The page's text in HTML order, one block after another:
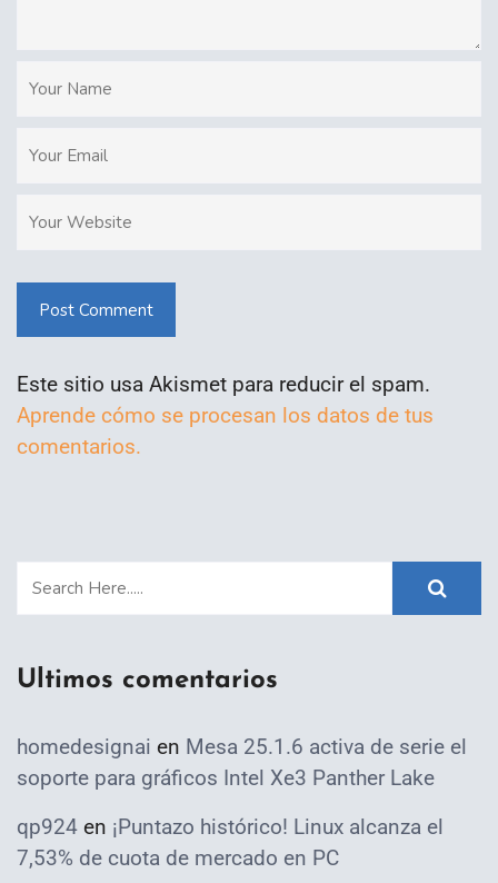
Post Comment
Este sitio usa Akismet para reducir el spam.
Aprende cómo se procesan los datos de tus
comentarios.
Ultimos comentarios
homedesignai en Mesa 25.1.6 activa de serie el
soporte para gráficos Intel Xe3 Panther Lake
qp924 en ¡Puntazo histórico! Linux alcanza el
7,53% de cuota de mercado en PC